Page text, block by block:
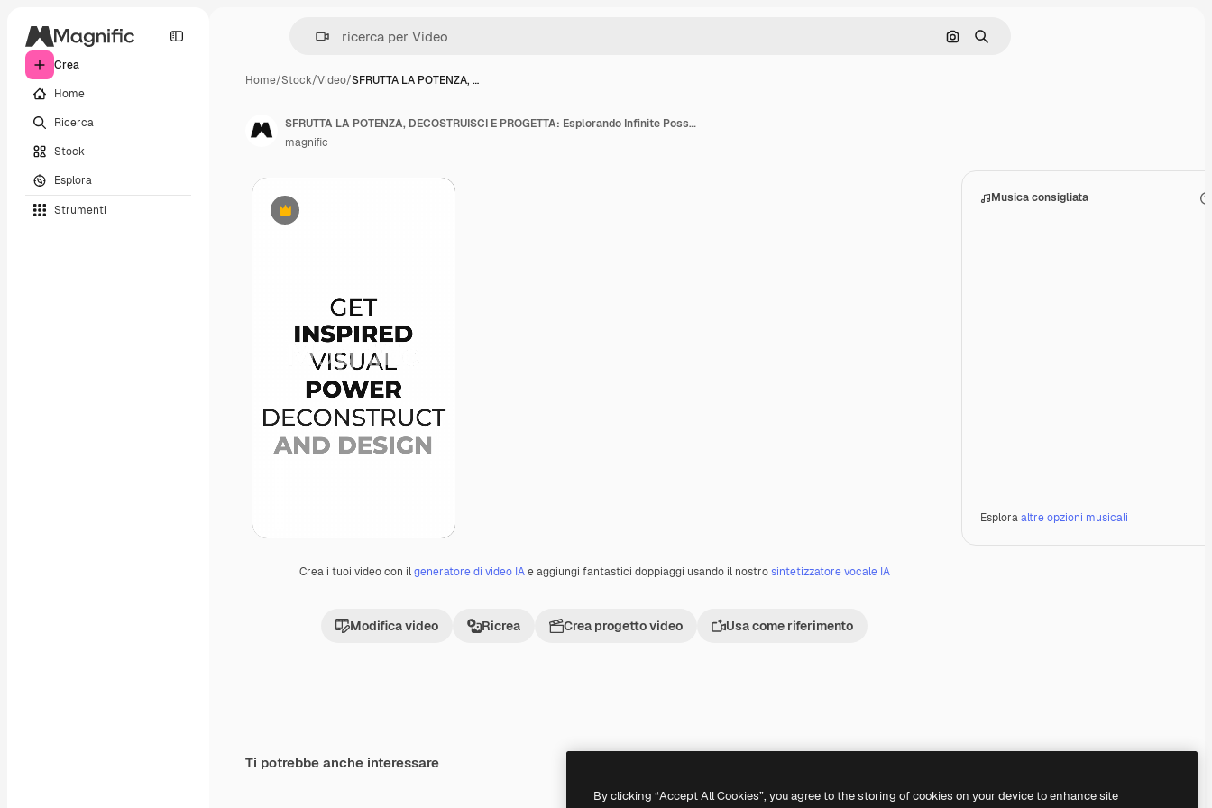
Crea
Home
Ricerca
Stock
Esplora
Strumenti
Cerca per immagine
Ricerca
Home/Stock/Video/SFRUTTA LA POTENZA, …
Premium
Crea i tuoi video con ilgeneratore di video IAe aggiungi fantastici doppiaggi usando il nostrosintetizzatore vocale IA
Modifica video Ricrea Crea progetto video Usa come riferimento
Musica consigliata
Esploraaltre opzioni musicali
SFRUTTA LA POTENZA, DECOSTRUISCI E PROGETTA: Esplorando Infinite Possibilità
magnific
Ti potrebbe anche interessare
By clicking “Accept All Cookies”, you agree to the storing of cookies on your device to enhance site